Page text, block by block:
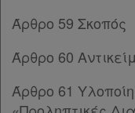
Παρ.4
Παρ.6
Παρ.7
Παρ.8
Άρθρο 59 Σκοπός
Άρθρο 60
Άρθρο 61